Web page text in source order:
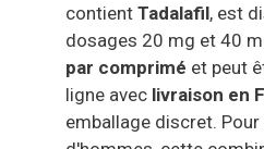
contient Tadalafil, est
dosages 20 mg et 40
par comprimé et peut
ligne avec livraison en
emballage discret. Pour